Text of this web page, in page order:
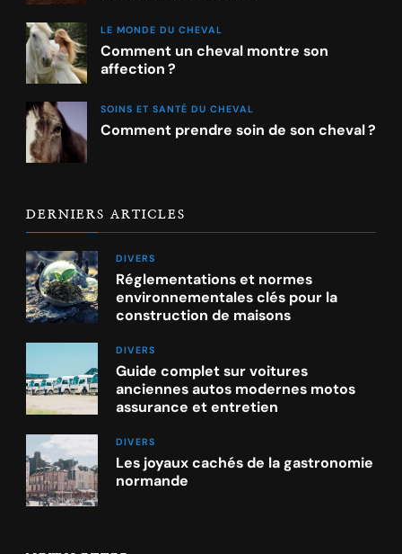
LE MONDE DU CHEVAL
Comment un cheval montre son
affection ?
SOINS ET SANTÉ DU CHEVAL
Comment prendre soin de son cheval ?
DERNIERS ARTICLES
DIVERS
Réglementations et normes
environnementales clés pour la
construction de maisons
DIVERS
Guide complet sur voitures
anciennes autos modernes motos
assurance et entretien
DIVERS
Les joyaux cachés de la gastronomie
normande